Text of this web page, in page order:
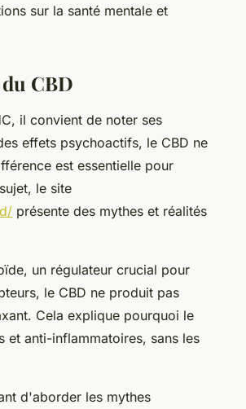
sur la santé mentale et
CBD
il convient de noter ses
effets psychoactifs, le CBD ne
est essentielle pour
le site
présente des mythes et réalités
un régulateur crucial pour
le CBD ne produit pas
Cela explique pourquoi le
et anti-inflammatoires, sans les
d'aborder les mythes